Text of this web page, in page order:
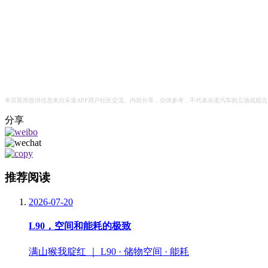
本页面所提供信息来自乐道APP用户社区交流、内容分享，仅供参考，不代表乐道汽车的立场或观点
分享
推荐阅读
2026-07-20
L90，空间和能耗的极致
满山猴我腚红 ｜ L90 · 储物空间 · 能耗